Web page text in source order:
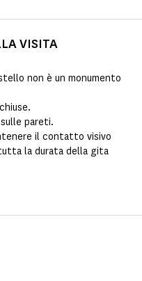
VISITA
non è un monumento
pareti.
il contatto visivo
la durata della gita